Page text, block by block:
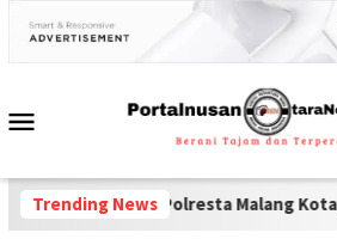
Trending News
Polresta Malang Kota, Korban